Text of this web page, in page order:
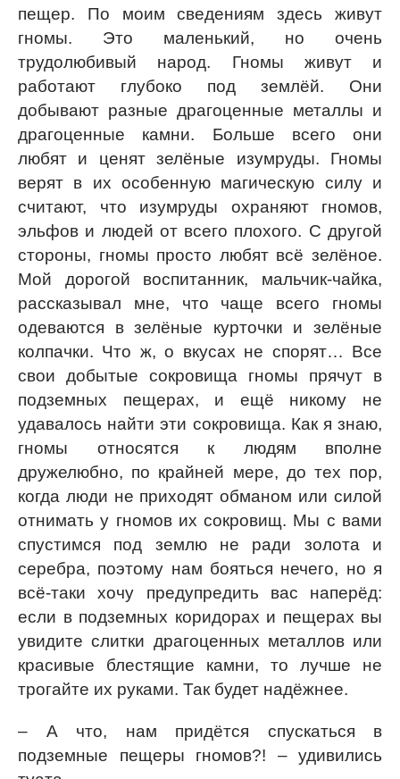
пещер. По моим сведениям здесь живут
гномы. Это маленький, но очень
трудолюбивый народ. Гномы живут и
работают глубоко под землёй. Они
добывают разные драгоценные металлы и
драгоценные камни. Больше всего они
любят и ценят зелёные изумруды. Гномы
верят в их особенную магическую силу и
считают, что изумруды охраняют гномов,
эльфов и людей от всего плохого. С другой
стороны, гномы просто любят всё зелёное.
Мой дорогой воспитанник, мальчик-чайка,
рассказывал мне, что чаще всего гномы
одеваются в зелёные курточки и зелёные
колпачки. Что ж, о вкусах не спорят… Все
свои добытые сокровища гномы прячут в
подземных пещерах, и ещё никому не
удавалось найти эти сокровища. Как я знаю,
гномы относятся к людям вполне
дружелюбно, по крайней мере, до тех пор,
когда люди не приходят обманом или силой
отнимать у гномов их сокровищ. Мы с вами
спустимся под землю не ради золота и
серебра, поэтому нам бояться нечего, но я
всё-таки хочу предупредить вас наперёд:
если в подземных коридорах и пещерах вы
увидите слитки драгоценных металлов или
красивые блестящие камни, то лучше не
трогайте их руками. Так будет надёжнее.
– А что, нам придётся спускаться в
подземные пещеры гномов?! – удивились